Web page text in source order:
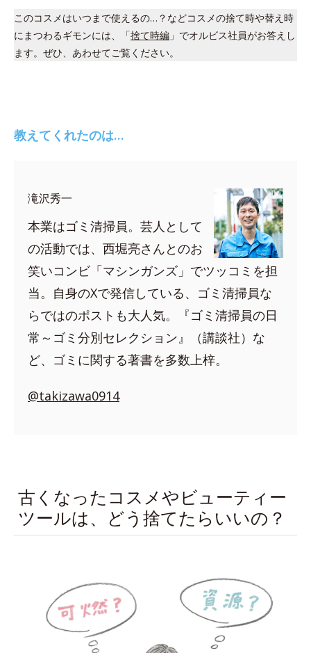
このコスメはいつまで使えるの…？などコスメの捨て時や替え時
にまつわるギモンには、「捨て時編 」でオルビス社員がお答えし
ます。ぜひ、あわせてご覧ください。
教えてくれたのは…
滝沢秀一
本業はゴミ清掃員。芸人として
の活動では、西堀亮さんとのお
笑いコンビ「マシンガンズ」でツッコミを担
当。自身のXで発信している、ゴミ清掃員な
らではのポストも大人気。『ゴミ清掃員の日
常～ゴミ分別セレクション』（講談社）な
ど、ゴミに関する著書を多数上梓。
@takizawa0914
古くなったコスメやビューティー
ツールは、どう捨てたらいいの？